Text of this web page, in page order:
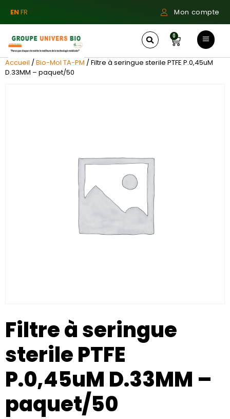
ENFR Mon compte
0
Accueil /Bio-Mol TA-PM / Filtre à seringue sterile PTFE P.0,45uM
D.33MM – paquet/50
Filtre à seringue
sterile PTFE
P.0,45uM D.33MM –
paquet/50